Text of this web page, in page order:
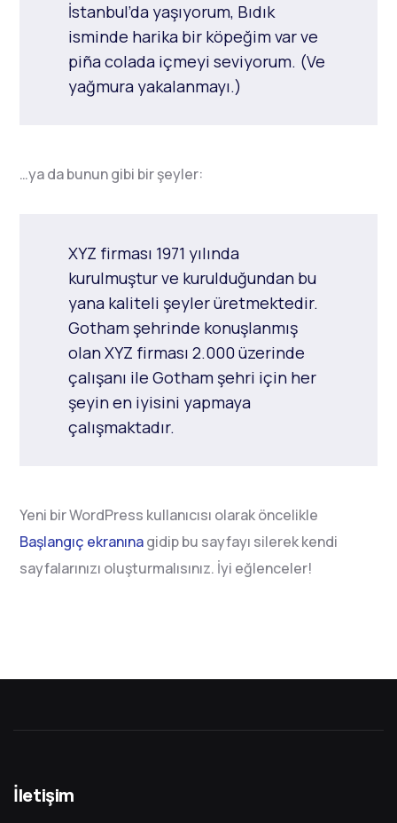
İstanbul’da yaşıyorum, Bıdık
isminde harika bir köpeğim var ve
piña colada içmeyi seviyorum. (Ve
yağmura yakalanmayı.)
…ya da bunun gibi bir şeyler:
XYZ firması 1971 yılında
kurulmuştur ve kurulduğundan bu
yana kaliteli şeyler üretmektedir.
Gotham şehrinde konuşlanmış
olan XYZ firması 2.000 üzerinde
çalışanı ile Gotham şehri için her
şeyin en iyisini yapmaya
çalışmaktadır.
Yeni bir WordPress kullanıcısı olarak öncelikle
Başlangıç ekranınagidip bu sayfayı silerek kendi
sayfalarınızı oluşturmalısınız. İyi eğlenceler!
İletişim